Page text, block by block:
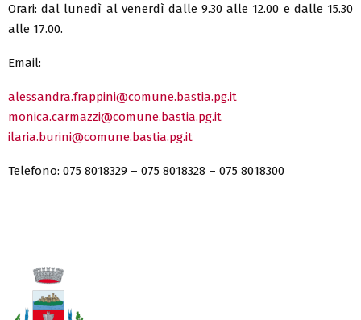
Orari: dal lunedì al venerdì dalle 9.30 alle 12.00 e dalle 15.30
alle 17.00.
Email:
alessandra.frappini@comune.bastia.pg.it
monica.carmazzi@comune.bastia.pg.it
ilaria.burini@comune.bastia.pg.it
Telefono: 075 8018329 – 075 8018328 – 075 8018300